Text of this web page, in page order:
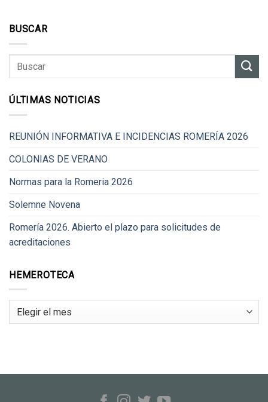
BUSCAR
ÚLTIMAS NOTICIAS
REUNIÓN INFORMATIVA E INCIDENCIAS ROMERÍA 2026
COLONIAS DE VERANO
Normas para la Romeria 2026
Solemne Novena
Romería 2026. Abierto el plazo para solicitudes de
acreditaciones
HEMEROTECA
Hemeroteca